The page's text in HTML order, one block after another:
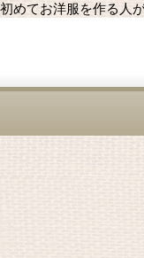
初めてお洋服を作る人